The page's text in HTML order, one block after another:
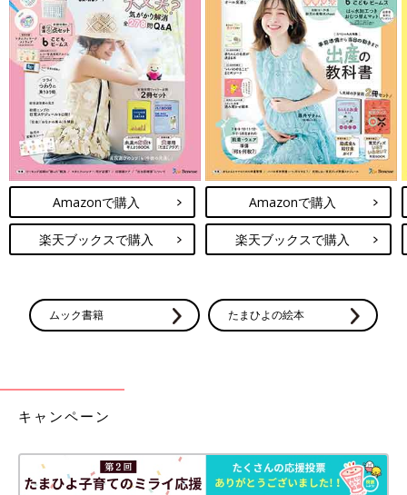
――1巻で生まれた「むすめさん」がこの春小学生になるとのこ
と。この6年間を振り返ってをひと言でいうと？
御手洗 ホントにホンット～にあっという間だったので「ハァ
～～～～～～」と。むすめも２号も毎日愛で倒してるんですけど
あっという間に大人になっちゃうんだろうなって思うと寂しいで
喜ばしくうれしいけどさみしい～。大きくなってもまた違ったお
もしろみとか頼りがいとか嬉しさがあるので気を抜かずエンジョ
イしたいです。
著者のさまざまな作品にも登場していたお姉さんの死に、
御手洗さんの「さらにつっこみが止まらない育児日記」はたまひ
（文・たまひよONLINE編集部）
Amazonで購入
楽天ブックスで購入
Amazonで購入
楽天ブックスで購入
ムック書籍 たまひよの絵本
キャンペーン